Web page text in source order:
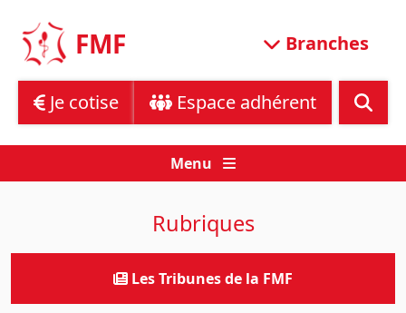
content
FMF Branches
Je cotise Espace adhérent
Menu
Rubriques
Les Tribunes de la FMF